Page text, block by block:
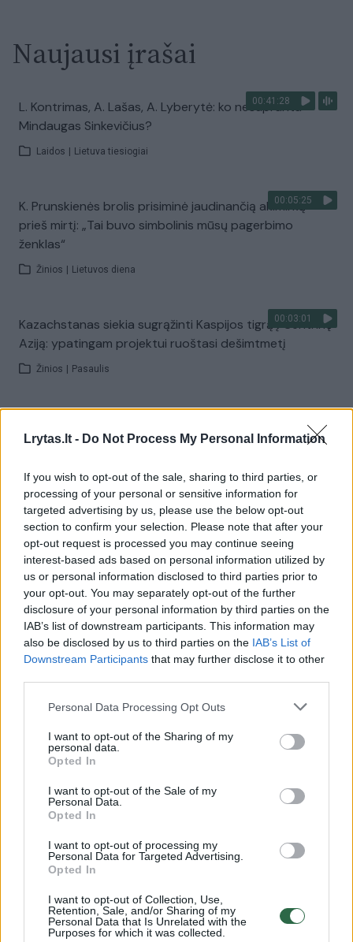
Lrytas.lt - Do Not Process My Personal Information
If you wish to opt-out of the sale, sharing to third parties, or
processing of your personal or sensitive information for
targeted advertising by us, please use the below opt-out
section to confirm your selection. Please note that after your
opt-out request is processed you may continue seeing
interest-based ads based on personal information utilized by
us or personal information disclosed to third parties prior to
your opt-out. You may separately opt-out of the further
disclosure of your personal information by third parties on the
IAB’s list of downstream participants. This information may
also be disclosed by us to third parties on the IAB’s List of
Downstream Participants that may further disclose it to other
Personal Data Processing Opt Outs
I want to opt-out of the Sharing of my
personal data.
Opted In
I want to opt-out of the Sale of my
Personal Data.
Opted In
I want to opt-out of processing my
Personal Data for Targeted Advertising.
Opted In
I want to opt-out of Collection, Use,
Retention, Sale, and/or Sharing of my
Personal Data that Is Unrelated with the
Purposes for which it was collected.
Naujausi įrašai
00:41:28
L. Kontrimas, A. Lašas, A. Lyberytė: ko nesupranta
Mindaugas Sinkevičius?
Laidos Lietuva tiesiogiai
00:05:25
K. Prunskienės brolis prisiminė jaudinančią akimirką
prieš mirtį: „Tai buvo simbolinis mūsų pagerbimo
ženklas“
Žinios Lietuvos diena
00:03:01
Kazachstanas siekia sugrąžinti Kaspijos tigrą į Centrinę
Aziją: ypatingam projektui ruoštasi dešimtmetį
Žinios Pasaulis
Vilniuje: atskleidė populiariausią paruošimo būdą
Visi įrašai
Žiūrimiausi įrašai
00:00:49
Pateikė daugiau detalių apie iš tėvų paimtus šešis
00:00:30
Vaizdai iš tragiškos avarijos Vilniaus r.: dviejų moterų ir
vaiko gyvybių išgelbėti nepavyko
Žinios | Lietuvos diena
00:00:59
Nufilmavo, kaip patvino Vilniaus Vakarinis aplinkkelis:
vaizdas pribloškia
Žinios | Lietuvos diena